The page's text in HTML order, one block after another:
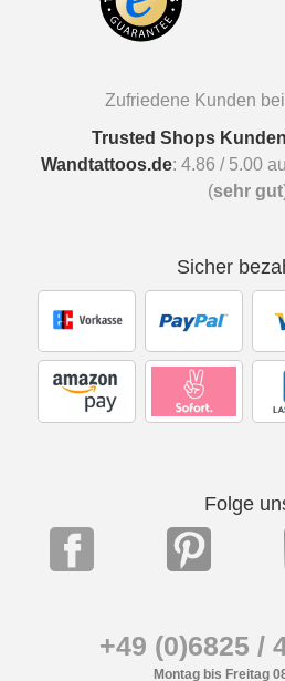
Zufriedene Kunden
Trusted Shops
Wandtattoos.de: 4.86 / 5.00
(sehr gut
Sicher
Folge
+49 (0)6825 /
Montag bis Freitag